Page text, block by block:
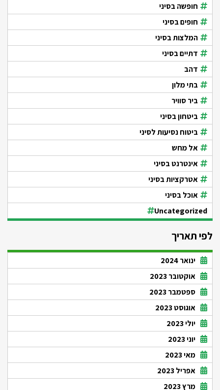
חופשה בסיני
חופים בסיני
המלצות בסיני
דתיים בסיני
דהב
בתי מלון
ביר סוויר
ביטחון בסיני
ביטוח נסיעות לסיני
אל מחש
אינטרנט בסיני
אטרקציות בסיני
אוכל בסיני
Uncategorized
לפי תאריך
ינואר 2024
אוקטובר 2023
ספטמבר 2023
אוגוסט 2023
יולי 2023
יוני 2023
מאי 2023
אפריל 2023
מרץ 2023